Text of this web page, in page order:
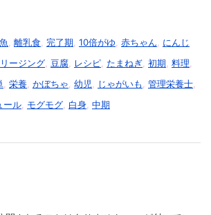
魚 離乳食 完了期 10倍がゆ 赤ちゃん
にんじ
ージング 豆腐 レシピ たまねぎ 初期 料理
栄養 かぼちゃ 幼児 じゃがいも 管理栄養士
ール モグモグ 白身 中期